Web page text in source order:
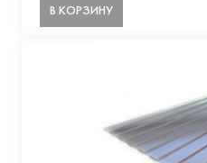
В КОРЗИНУ